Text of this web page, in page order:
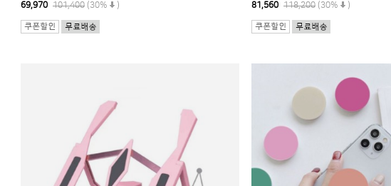
69,970 101,400 (30% ) 81,560 118,200 (30% )